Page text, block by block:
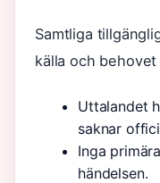
Samtliga
källa och
Uttalandet
saknar
Inga
händelsen.